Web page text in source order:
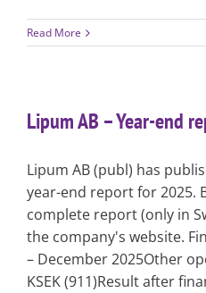
Read More
Lipum AB – Year-end
Lipum AB (publ) has
year-end report for 2025.
complete report (only in
the company's website.
– December 2025Other
KSEK (911)Result after